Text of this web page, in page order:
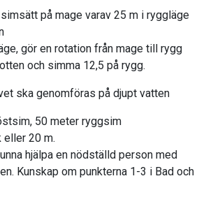
på mage varav 25 m i ryggläge
gör en rotation från mage till rygg
och simma 12,5 på rygg.
ska genomföras på djupt vatten
50 meter ryggsim
eller 20 m.
hjälpa en nödställd person med
Kunskap om punkterna 1-3 i Bad och